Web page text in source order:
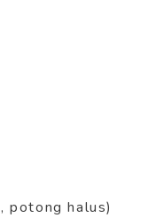
potong halus)